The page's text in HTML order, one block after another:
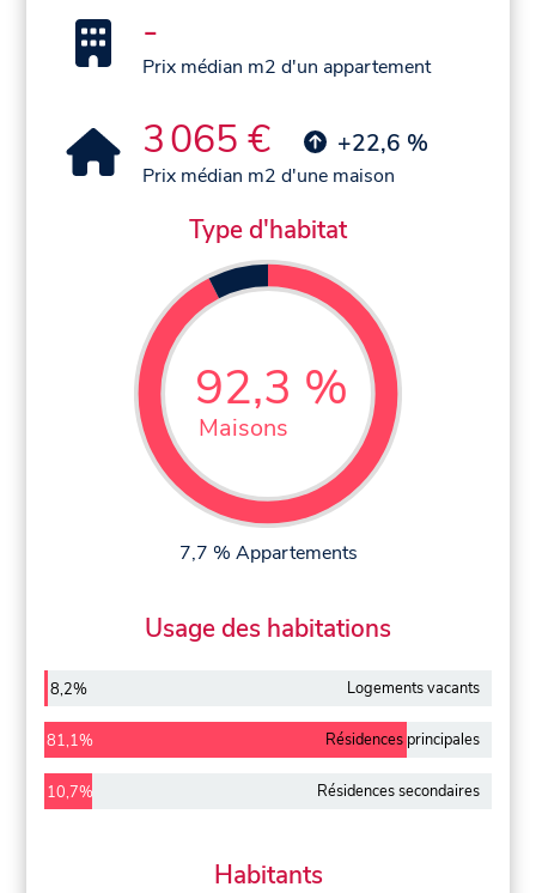
-
Prix médian m2 d'un appartement
3 065 € +22,6 %
Prix médian m2 d'une maison
Type d'habitat
92,3 %
Maisons
7,7 % Appartements
Usage des habitations
8,2% Logements vacants
81,1% Résidences principales
10,7% Résidences secondaires
Habitants